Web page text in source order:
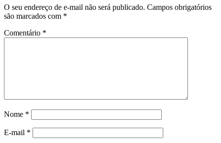
O seu endereço de e-mail não será publicado. Campos obrigatórios
são marcados com *
Comentário *
Nome *
E-mail *